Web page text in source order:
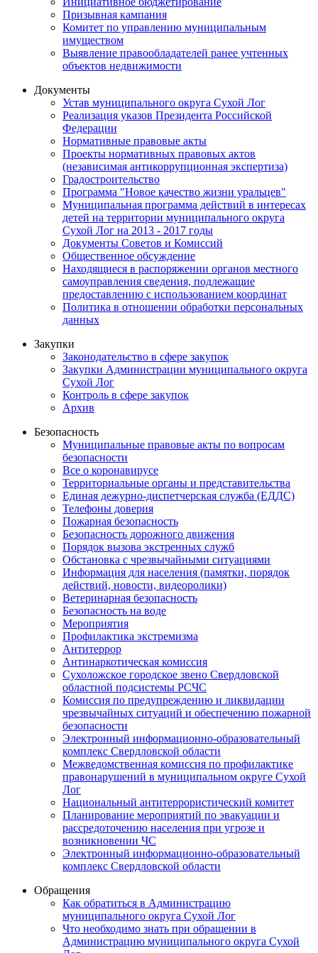
Призывная кампания
Комитет по управлению муниципальным
имуществом
Выявление правообладателей ранее учтенных
объектов недвижимости
Документы
Устав муниципального округа Сухой Лог
Реализация указов Президента Российской
Федерации
Нормативные правовые акты
Проекты нормативных правовых актов
(независимая антикоррупционная экспертиза)
Градостроительство
Программа "Новое качество жизни уральцев"
Муниципальная программа действий в интересах
детей на территории муниципального округа
Сухой Лог на 2013 - 2017 годы
Документы Советов и Комиссий
Общественное обсуждение
Находящиеся в распоряжении органов местного
самоуправления сведения, подлежащие
предоставлению с использованием координат
Политика в отношении обработки персональных
данных
Закупки
Законодательство в сфере закупок
Закупки Администрации муниципального округа
Сухой Лог
Контроль в сфере закупок
Архив
Безопасность
Муниципальные правовые акты по вопросам
безопасности
Все о коронавирусе
Территориальные органы и представительства
Единая дежурно-диспетчерская служба (ЕДДС)
Телефоны доверия
Пожарная безопасность
Безопасность дорожного движения
Порядок вызова экстренных служб
Обстановка с чрезвычайными ситуациями
Информация для населения (памятки, порядок
действий, новости, видеоролики)
Ветеринарная безопасность
Безопасность на воде
Мероприятия
Профилактика экстремизма
Антитеррор
Антинаркотическая комиссия
Сухоложское городское звено Свердловской
областной подсистемы РСЧС
Комиссия по предупреждению и ликвидации
чрезвычайных ситуаций и обеспечению пожарной
безопасности
Электронный информационно-образовательный
комплекс Cвердловской области
Межведомственная комиссия по профилактике
правонарушений в муниципальном округе Сухой
Лог
Национальный антитеррористический комитет
Планирование мероприятий по эвакуации и
рассредоточению населения при угрозе и
возникновении ЧС
Электронный информационно-образовательный
комплекс Свердловской области
Обращения
Как обратиться в Администрацию
муниципального округа Сухой Лог
Что необходимо знать при обращении в
Администрацию муниципального округа Сухой